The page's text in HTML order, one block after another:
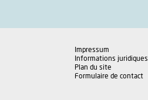
Impressum
Informations juridiques
Plan du site
Formulaire de contact